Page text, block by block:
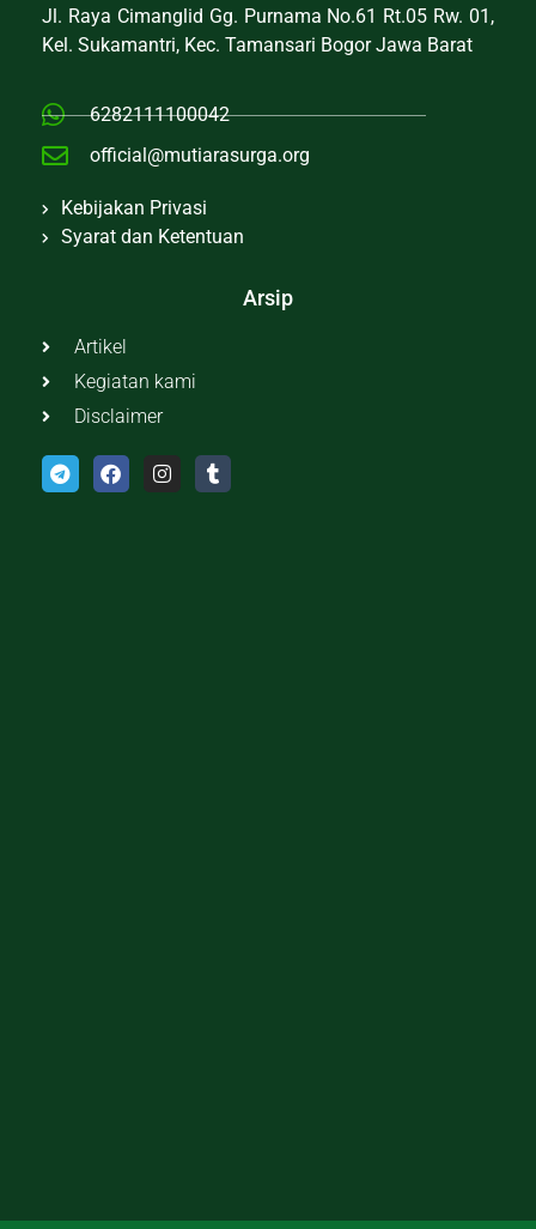
Jl. Raya Cimanglid Gg. Purnama No.61 Rt.05 Rw. 01,
Kel. Sukamantri, Kec. Tamansari Bogor Jawa Barat
6282111100042
official@mutiarasurga.org
Kebijakan Privasi
Syarat dan Ketentuan
Arsip
Artikel
Kegiatan kami
Disclaimer